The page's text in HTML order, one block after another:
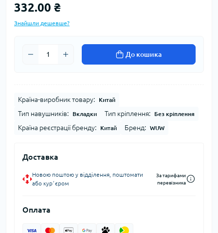
332.00 ₴
Знайшли дешевше?
До кошика
Країна-виробник товару: Китай
Тип навушників: Вкладки Тип кріплення: Без кріплення
Країна реєстрації бренду: Китай Бренд: WUW
Доставка
Новою поштою у відділення, поштомати
або курʼєром
За тарифами
перевізника
Оплата